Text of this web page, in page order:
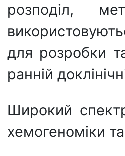
розподіл,
для розробки
ранній
Широкий
хемогеноміки